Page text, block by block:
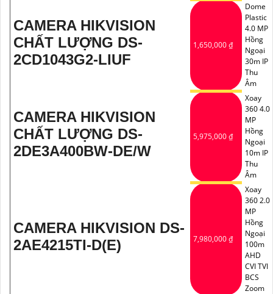
CAMERA HIKVISION
CHẤT LƯỢNG DS-
2CD1043G2-LIUF
1,650,000 ₫
Dome
Plastic
4.0 MP
Hồng
Ngoại
30m IP
Thu
Âm
CAMERA HIKVISION
CHẤT LƯỢNG DS-
2DE3A400BW-DE/W
5,975,000 ₫
Xoay
360 4.0
MP
Hồng
Ngoại
10m IP
Thu
Âm
CAMERA HIKVISION DS-
2AE4215TI-D(E)
7,980,000 ₫
Xoay
360 2.0
MP
Hồng
Ngoại
100m
AHD
CVI TVI
BCS
Zoom